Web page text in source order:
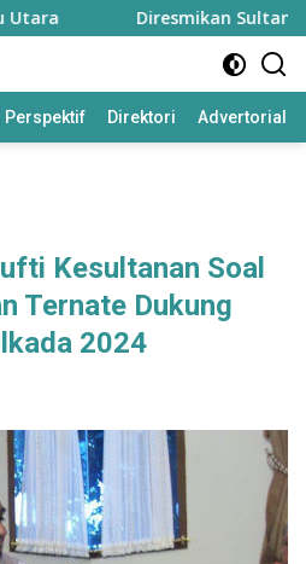
Diresmikan Sultan
Perspektif Direktori Advertorial
Kesultanan Soal
Ternate Dukung
2024